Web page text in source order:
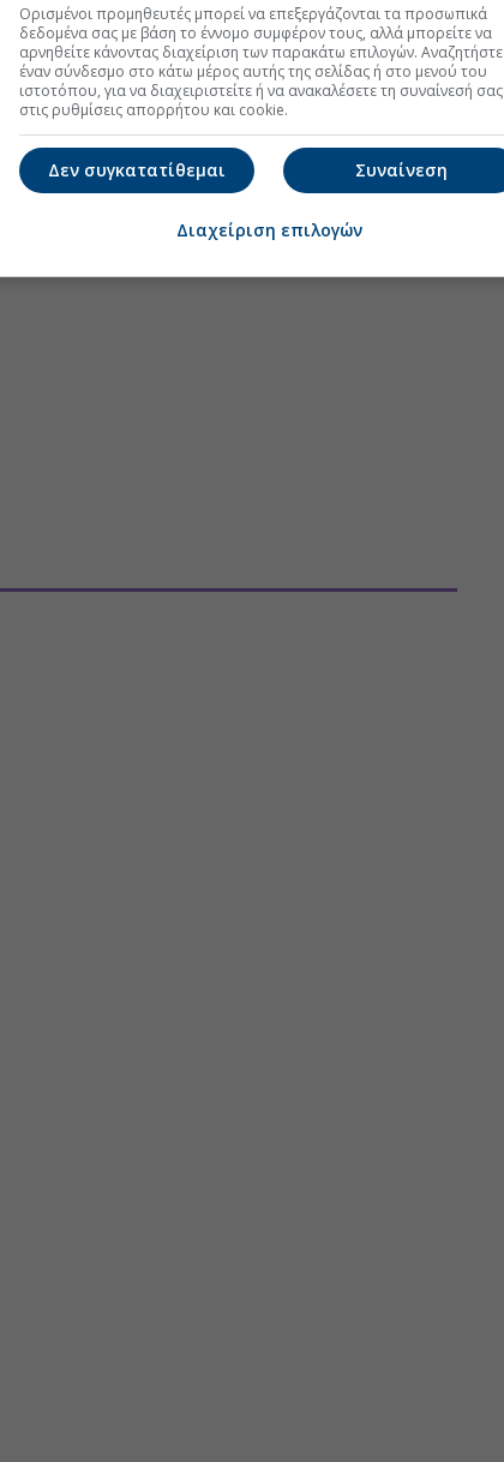
στο Discover
Ορισμένοι προμηθευτές μπορεί να επεξεργάζονται τα προσωπικά
δεδομένα σας με βάση το έννομο συμφέρον τους, αλλά μπορείτε να
αρνηθείτε κάνοντας διαχείριση των παρακάτω επιλογών. Αναζητήστε
έναν σύνδεσμο στο κάτω μέρος αυτής της σελίδας ή στο μενού του
ιστοτόπου, για να διαχειριστείτε ή να ανακαλέσετε τη συναίνεσή σας
στις ρυθμίσεις απορρήτου και cookie.
Συναίνεση
Δεν συγκατατίθεμαι
Διαχείριση επιλογών